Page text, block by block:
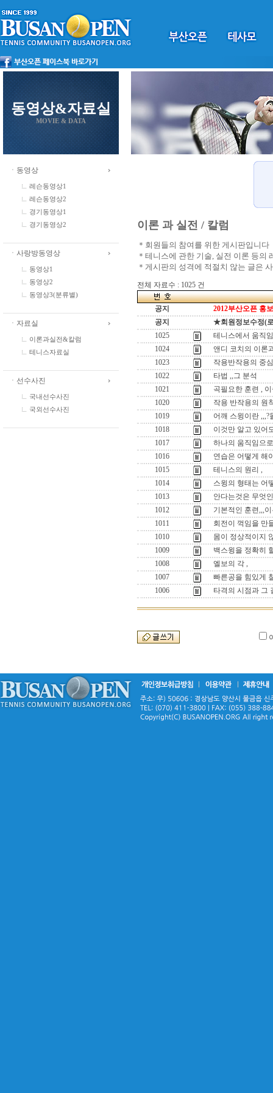
동영상&자료실
MOVIE & DATA
ㆍ동영상
레슨동영상1
레슨동영상2
경기동영상1
경기동영상2
ㆍ사랑방동영상
동영상1
동영상2
동영상3(분류별)
ㆍ자료실
이론과실전&칼럼
테니스자료실
ㆍ선수사진
국내선수사진
국외선수사진
이론 과 실전 / 칼럼
＊회원들의 참여를 위한 게시판입니다
＊테니스에 관한 기술, 실전 이론 등의
＊게시판의 성격에 적절치 않는 글은
전체 자료수 : 1025 건
공지
2012부산오픈 홍
공지
★회원정보수정(
1025
테니스에서 움직
1024
앤디 코치의 이론
1023
작용반작용의 중
1022
타법 ,,그 분석
1021
곡필요한 훈련 ,
1020
작용 반작용의 원
1019
어깨 스윙이란
1018
이것만 알고 있어
1017
하나의 움직임으
1016
연습은 어떻게 해
1015
테니스의 원리 ,
1014
스윙의 형태는 어
1013
안다는것은 무엇
1012
기본적인 훈련,,,
1011
회전이 꺽임을 만
1010
몸이 정상적이지
1009
백스윙을 정확히
1008
엘보의 각 ,
1007
빠른공을 힘있게
1006
타격의 시점과 그